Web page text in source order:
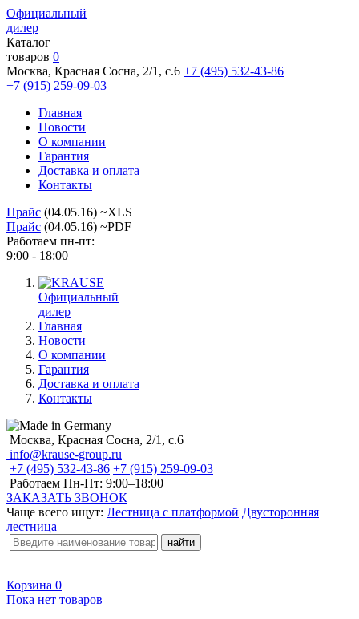
Официальный
дилер
Каталог
товаров 0
Москва, Красная Сосна, 2/1, с.6 +7 (495) 532-43-86
+7 (915) 259-09-03
Главная
Новости
О компании
Гарантия
Доставка и оплата
Контакты
Прайс (04.05.16) ~XLS
Прайс (04.05.16) ~PDF
Работаем пн-пт:
9:00 - 18:00
Официальный
дилер
Главная
Новости
О компании
Гарантия
Доставка и оплата
Контакты
Москва, Красная Сосна, 2/1, с.6
info@krause-group.ru
+7 (495) 532-43-86 +7 (915) 259-09-03
Работаем Пн-Пт: 9:00–18:00
ЗАКАЗАТЬ ЗВОНОК
Чаще всего ищут: Лестница с платформой Двусторонняя
лестница
Корзина 0
Пока нет товаров